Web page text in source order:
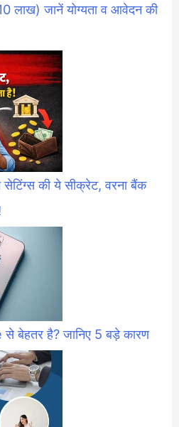
लाख) जानें योग्यता व आवेदन की
की ये सीक्रेट, वरना बैंक
बेहतर है? जानिए 5 बड़े कारण